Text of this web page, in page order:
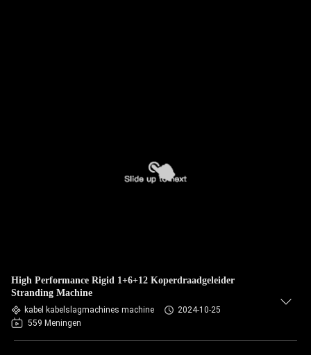
High Performance Rigid 1+6+12 Koperdraadgeleider
Stranding Machine
kabel kabelslagmachines machine
2024-10-25
559 Meningen